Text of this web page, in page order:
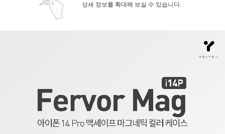
상세 정보를 확대해 보실 수 있습니다.